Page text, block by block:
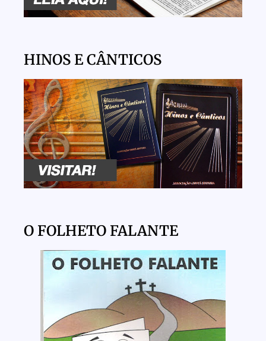
HINOS E CÂNTICOS
O FOLHETO FALANTE